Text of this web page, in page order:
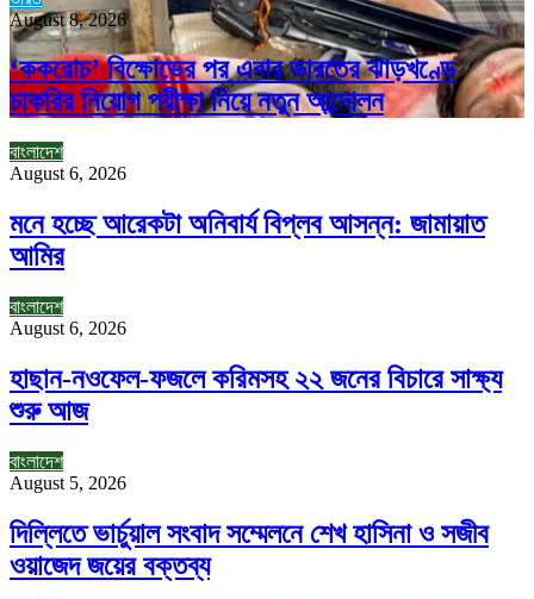
August 8, 2026
‘ককরোচ’ বিক্ষোভের পর এবার ভারতের ঝাড়খণ্ডে
চাকরির নিয়োগ পরীক্ষা নিয়ে নতুন আন্দোলন
বাংলাদেশ
August 6, 2026
মনে হচ্ছে আরেকটা অনিবার্য বিপ্লব আসন্ন: জামায়াত
আমির
বাংলাদেশ
August 6, 2026
হাছান-নওফেল-ফজলে করিমসহ ২২ জনের বিচারে সাক্ষ্য
শুরু আজ
বাংলাদেশ
August 5, 2026
দিল্লিতে ভার্চুয়াল সংবাদ সম্মেলনে শেখ হাসিনা ও সজীব
ওয়াজেদ জয়ের বক্তব্য